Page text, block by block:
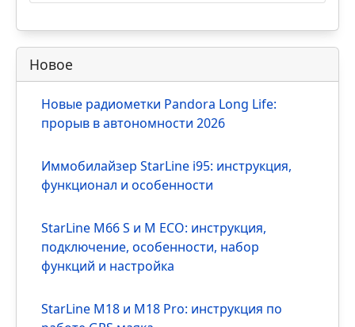
Уже 43% новых автомобилей за полгода
проданы с полным привод…
словом в разговоре о новом автомобиле.
Покупатель приходит смотреть кроссовер, а
продавец сразу по…
Европротокол после ДТП: когда
максимум 400, 200 или 100 тыся…
После лёгкого ДТП спор часто начинается не
водитель говорит: «Давай европротокол,
быстро разъедемся…